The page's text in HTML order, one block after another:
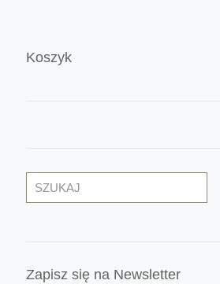
Koszyk
Szukaj
Zapisz się na Newsletter